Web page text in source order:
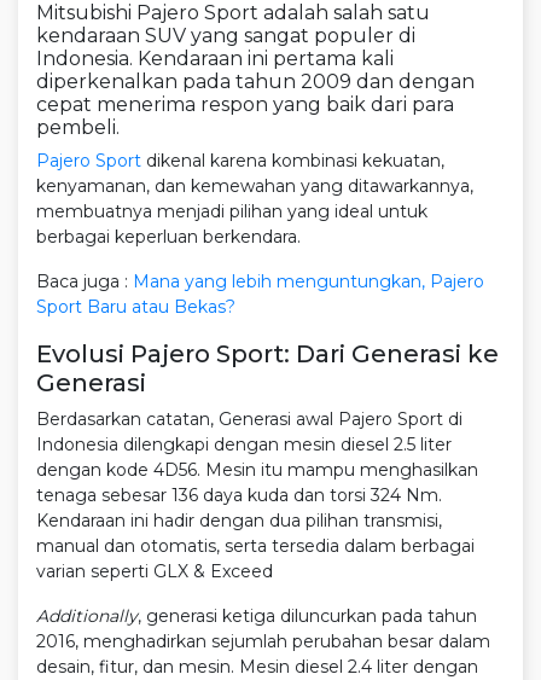
Mitsubishi Pajero Sport adalah salah satu
kendaraan SUV yang sangat populer di
Indonesia. Kendaraan ini pertama kali
diperkenalkan pada tahun 2009 dan dengan
cepat menerima respon yang baik dari para
pembeli.
Pajero Sport dikenal karena kombinasi kekuatan,
kenyamanan, dan kemewahan yang ditawarkannya,
membuatnya menjadi pilihan yang ideal untuk
berbagai keperluan berkendara.
Baca juga : Mana yang lebih menguntungkan, Pajero
Sport Baru atau Bekas?
Evolusi Pajero Sport: Dari Generasi ke
Generasi
Berdasarkan catatan, Generasi awal Pajero Sport di
Indonesia dilengkapi dengan mesin diesel 2.5 liter
dengan kode 4D56. Mesin itu mampu menghasilkan
tenaga sebesar 136 daya kuda dan torsi 324 Nm.
Kendaraan ini hadir dengan dua pilihan transmisi,
manual dan otomatis, serta tersedia dalam berbagai
varian seperti GLX & Exceed
Additionally, generasi ketiga diluncurkan pada tahun
2016, menghadirkan sejumlah perubahan besar dalam
desain, fitur, dan mesin. Mesin diesel 2.4 liter dengan